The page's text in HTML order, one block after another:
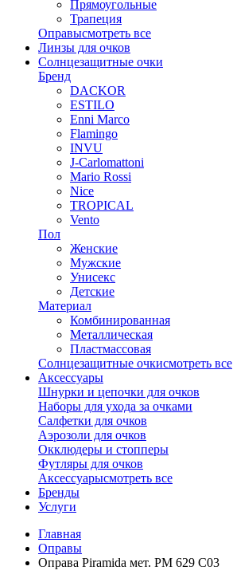
Прямоугольные
Трапеция
Оправысмотреть все
Линзы для очков
Солнцезащитные очки
Бренд
DACKOR
ESTILO
Enni Marco
Flamingo
INVU
J-Carlomattoni
Mario Rossi
Nice
TROPICAL
Vento
Пол
Женские
Мужские
Унисекс
Детские
Материал
Комбинированная
Металлическая
Пластмассовая
Солнцезащитные очкисмотреть все
Аксессуары
Шнурки и цепочки для очков
Наборы для ухода за очками
Салфетки для очков
Аэрозоли для очков
Окклюдеры и стопперы
Футляры для очков
Аксессуарысмотреть все
Бренды
Услуги
Главная
Оправы
Оправа Piramida мет. PM 629 C03